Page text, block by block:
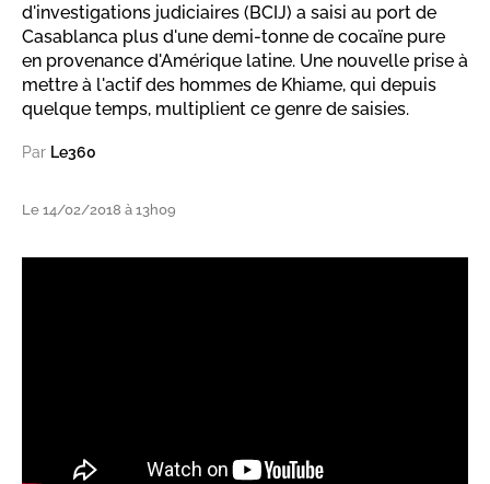
d'investigations judiciaires (BCIJ) a saisi au port de
Casablanca plus d'une demi-tonne de cocaïne​ pure​
en provenance ​d'Amérique latine. Une nouvelle prise à
mettre à l'actif des hommes de Khiame, qui depuis
quelque temps, multiplient ce genre de saisies.
Par Le360
Le 14/02/2018 à 13h09